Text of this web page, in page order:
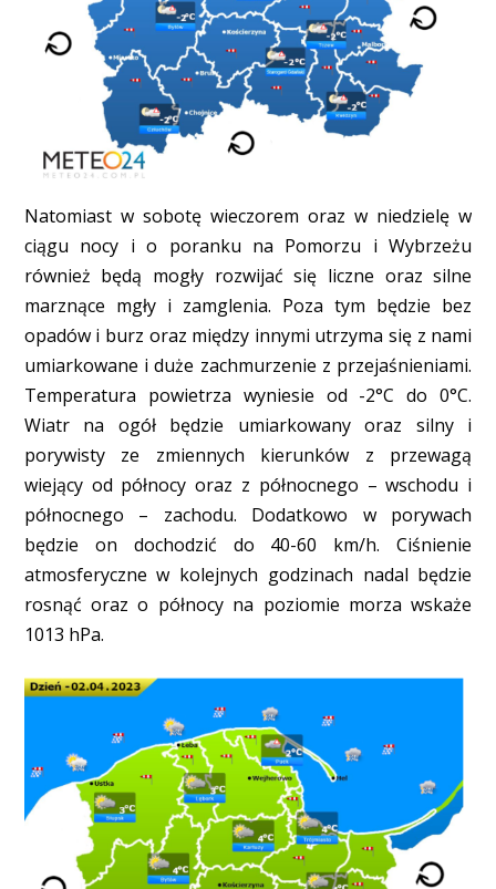
Natomiast w sobotę wieczorem oraz w niedzielę w
ciągu nocy i o poranku na Pomorzu i Wybrzeżu
również będą mogły rozwijać się liczne oraz silne
marznące mgły i zamglenia. Poza tym będzie bez
opadów i burz oraz między innymi utrzyma się z nami
umiarkowane i duże zachmurzenie z przejaśnieniami.
Temperatura powietrza wyniesie od -2°C do 0°C.
Wiatr na ogół będzie umiarkowany oraz silny i
porywisty ze zmiennych kierunków z przewagą
wiejący od północy oraz z północnego – wschodu i
północnego – zachodu. Dodatkowo w porywach
będzie on dochodzić do 40-60 km/h. Ciśnienie
atmosferyczne w kolejnych godzinach nadal będzie
rosnąć oraz o północy na poziomie morza wskaże
1013 hPa.